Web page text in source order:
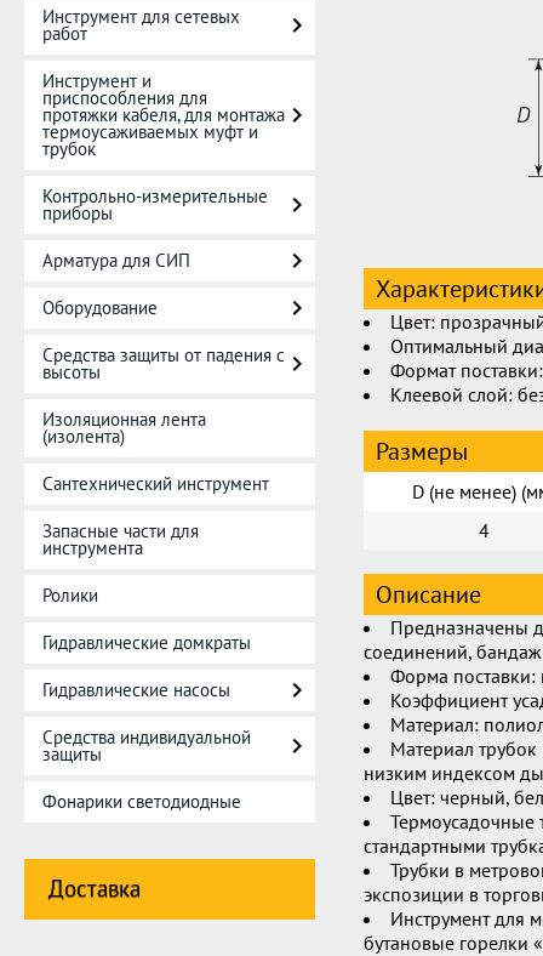
Инструмент для сетевых
работ
Инструмент и
приспособления для
протяжки кабеля, для монтажа
термоусаживаемых муфт и
трубок
Контрольно-измерительные
приборы
Арматура для СИП
Оборудование
Средства защиты от падения с
высоты
Изоляционная лента
(изолента)
Сантехнический инструмент
Запасные части для
инструмента
Ролики
Гидравлические домкраты
Гидравлические насосы
Средства индивидуальной
защиты
Фонарики светодиодные
Доставка
Цвет:
Оптимальный
Формат
Клеевой слой:
Размеры
D (не менее)
4
Описание
Предназначены
соединений,
Форма поставки:
Коэффициент
Материал:
Материал
низким индексом
Цвет: черный,
Термоусадочные
стандартными
Трубки в
экспозиции в
Инструмент для
бутановые горелки